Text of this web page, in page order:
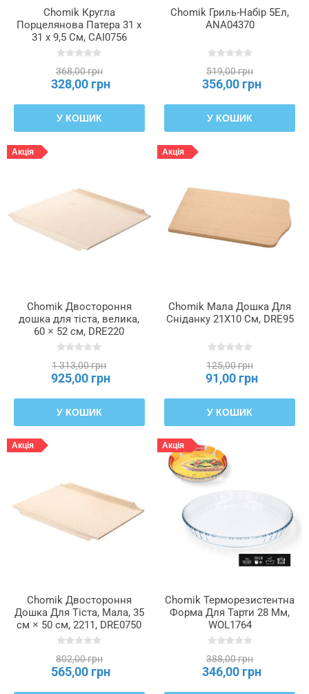
Chomik Кругла
Порцелянова Патера 31 x
31 x 9,5 См, CAI0756
368,00 грн
328,00 грн
У КОШИК
Chomik Гриль-Набір 5Ел,
ANA04370
519,00 грн
356,00 грн
У КОШИК
Акція
Chomik Двостороння
дошка для тіста, велика,
60 × 52 см, DRE220
1 313,00 грн
925,00 грн
У КОШИК
Акція
Chomik Мала Дошка Для
Сніданку 21X10 См, DRE95
125,00 грн
91,00 грн
У КОШИК
Акція
Chomik Двостороння
Дошка Для Тіста, Мала, 35
см × 50 см, 2211, DRE0750
802,00 грн
565,00 грн
Акція
Chomik Терморезистентна
Форма Для Тарти 28 Мм,
WOL1764
388,00 грн
346,00 грн